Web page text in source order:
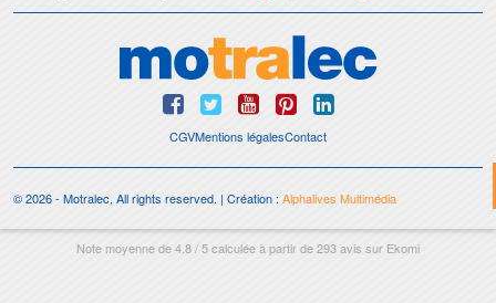
CGVMentions légalesContact
© 2026 - Motralec, All rights reserved. | Création :Alphalives Multimédia
Note moyenne de4.8/5calculée à partir de293avis sur Ekomi